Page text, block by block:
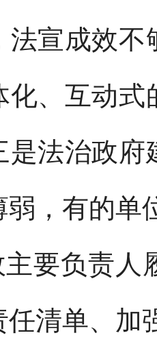
法宣成效
化、互动
是法治政
弱，有的单
主要负责人
任清单、加